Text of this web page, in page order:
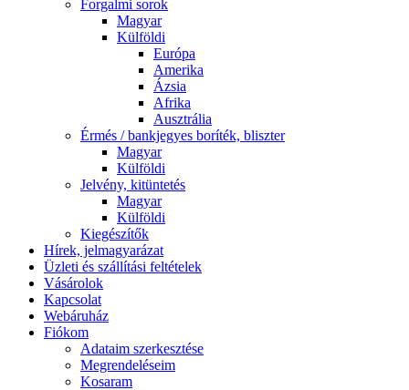
Forgalmi sorok
Magyar
Külföldi
Európa
Amerika
Ázsia
Afrika
Ausztrália
Érmés / bankjegyes boríték, bliszter
Magyar
Külföldi
Jelvény, kitüntetés
Magyar
Külföldi
Kiegészítők
Hírek, jelmagyarázat
Üzleti és szállítási feltételek
Vásárolok
Kapcsolat
Webáruház
Fiókom
Adataim szerkesztése
Megrendeléseim
Kosaram